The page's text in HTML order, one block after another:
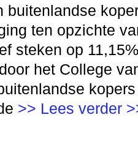
buitenlandse
ten opzichte
steken op
het College
>> Lees verder